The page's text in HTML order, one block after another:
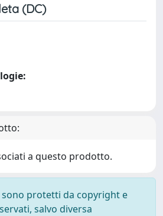
(DC)
a questo prodotto.
sono protetti da copyright e
salvo diversa